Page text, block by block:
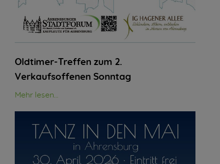
Oldtimer-Treffen zum 2.
Verkaufsoffenen Sonntag
Mehr lesen...